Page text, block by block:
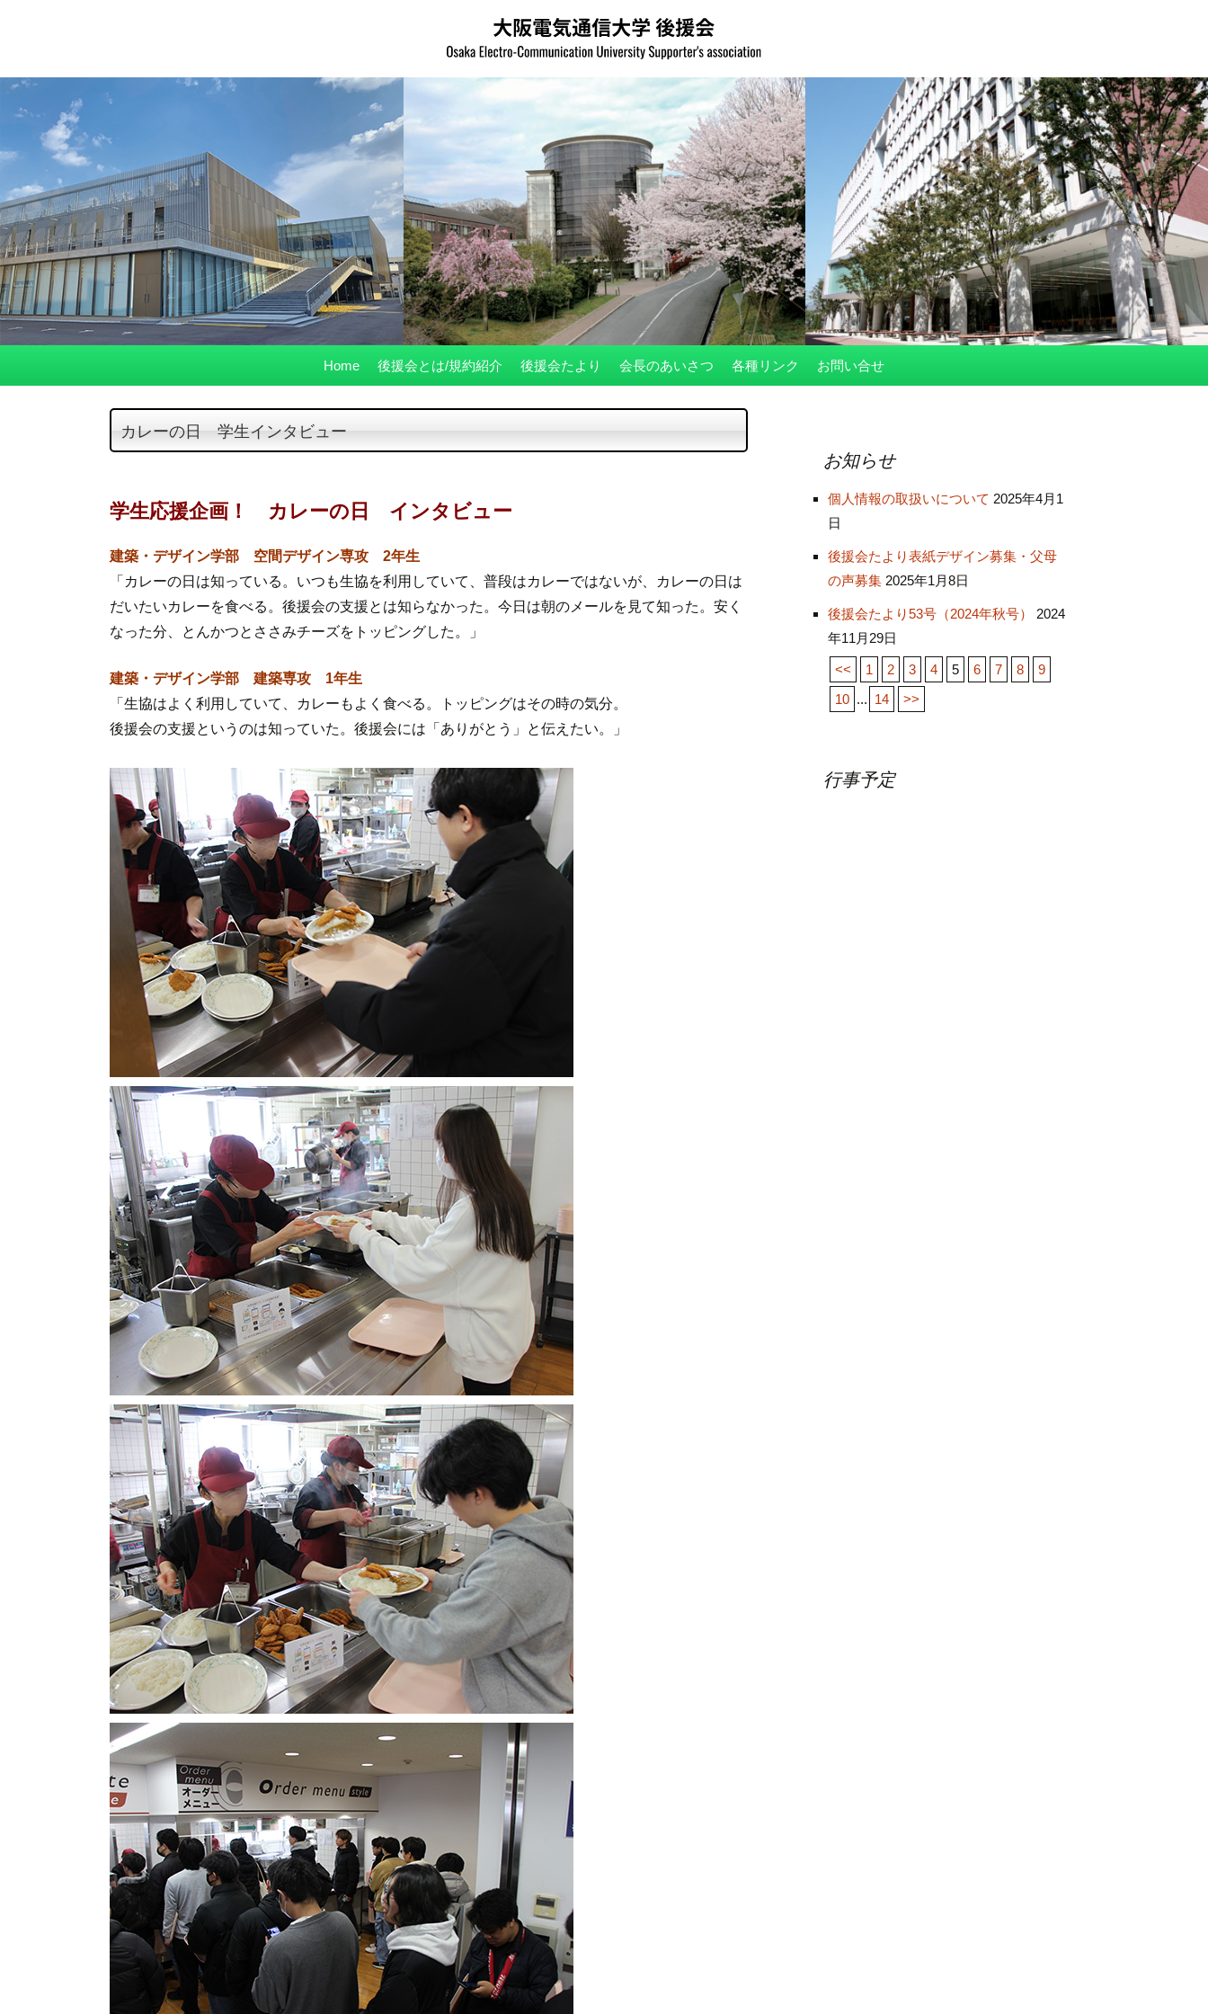
ン
Home 後援会とは/規約紹介 後援会たより 会長のあいさつ 各種リンク お問い合せ
カレーの日 学生インタビュー
学生応援企画！ カレーの日 インタビュー
建築・デザイン学部 空間デザイン専攻 2年生
「カレーの日は知っている。いつも生協を利用していて、普段はカレーではないが、カレーの日は
だいたいカレーを食べる。後援会の支援とは知らなかった。今日は朝のメールを見て知った。安く
なった分、とんかつとささみチーズをトッピングした。」
建築・デザイン学部 建築専攻 1年生
「生協はよく利用していて、カレーもよく食べる。トッピングはその時の気分。
後援会の支援というのは知っていた。後援会には「ありがとう」と伝えたい。」
お知らせ
個人情報の取扱いについて 2025年4月1
日
後援会たより表紙デザイン募集・父母
の声募集 2025年1月8日
後援会たより53号（2024年秋号）
2024
年11月29日
<< 1 2 3 4 5 6 7 8
9
10 ... 14 >>
行事予定